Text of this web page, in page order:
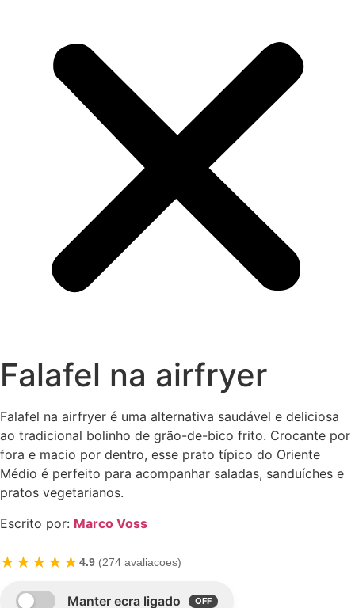
Falafel na airfryer
Falafel na airfryer é uma alternativa saudável e deliciosa
ao tradicional bolinho de grão-de-bico frito. Crocante por
fora e macio por dentro, esse prato típico do Oriente
Médio é perfeito para acompanhar saladas, sanduíches e
pratos vegetarianos.
Escrito por: Marco Voss
★★★★★4.9 (274 avaliacoes)